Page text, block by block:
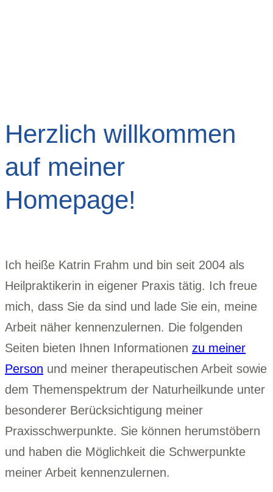
Herzlich willkommen
auf meiner
Homepage!
Ich heiße Katrin Frahm und bin seit 2004 als
Heilpraktikerin in eigener Praxis tätig. Ich freue
mich, dass Sie da sind und lade Sie ein, meine
Arbeit näher kennenzulernen. Die folgenden
Seiten bieten Ihnen Informationen zu meiner
Person und meiner therapeutischen Arbeit sowie
dem Themenspektrum der Naturheilkunde unter
besonderer Berücksichtigung meiner
Praxisschwerpunkte. Sie können herumstöbern
und haben die Möglichkeit die Schwerpunkte
meiner Arbeit kennenzulernen.